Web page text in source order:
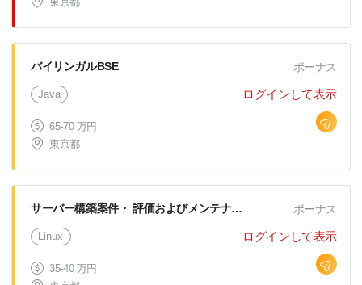
バイリンガルBSE
Java
65-70 万円
東京都
ボーナス
ログインして表示
サーバー構築案件・ 評価およびメンテナンス
Linux
35-40 万円
ボーナス
ログインして表示